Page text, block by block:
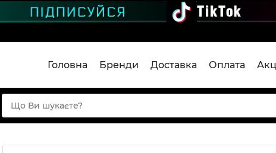
Головна Бренди Доставка Оплата